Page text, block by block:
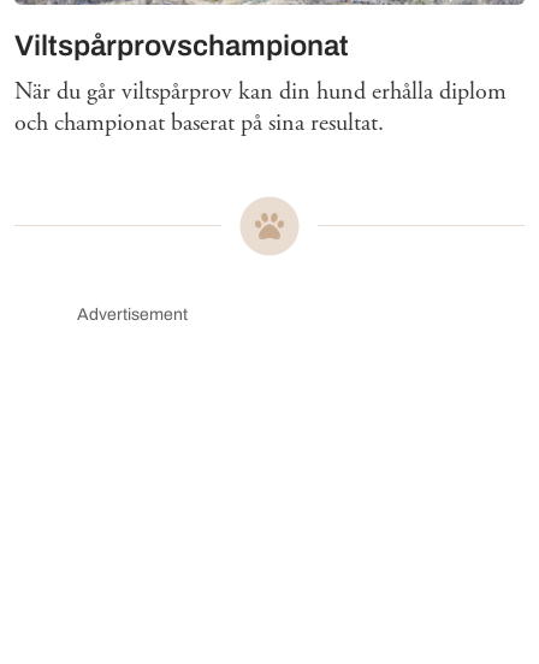
Viltspårprovschampionat
När du går viltspårprov kan din hund erhålla diplom
och championat baserat på sina resultat.
Advertisement